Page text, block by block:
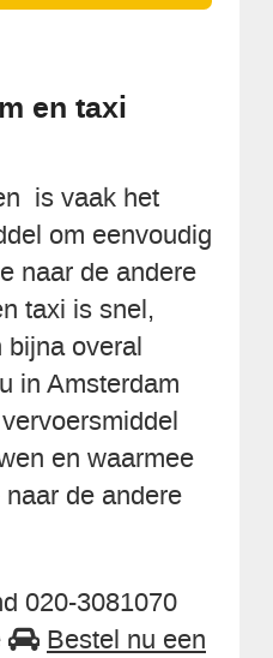
en taxi
is vaak het
om eenvoudig
naar de andere
taxi is snel,
bijna overal
in Amsterdam
en waarmee
de andere
020-3081070
Bestel nu een